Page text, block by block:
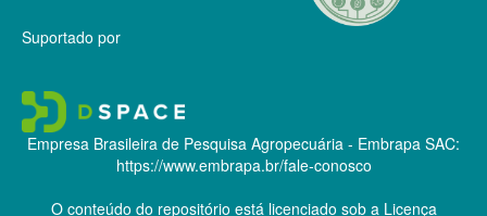
Suportado por
Empresa Brasileira de Pesquisa Agropecuária - Embrapa SAC:
https://www.embrapa.br/fale-conosco
O conteúdo do repositório está licenciado sob a Licença